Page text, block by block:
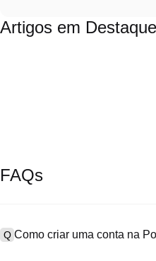
Artigos em Destaque
FAQs
Q Como criar uma conta na